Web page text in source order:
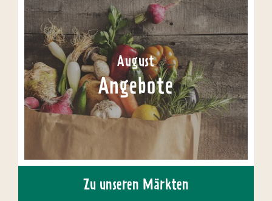
August
Angebote
Zu unseren Märkten